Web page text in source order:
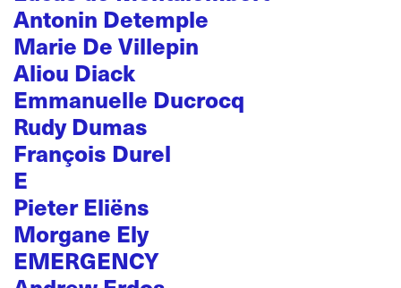
Antonin Detemple
Marie De Villepin
Aliou Diack
Emmanuelle Ducrocq
Rudy Dumas
François Durel
E
Pieter Eliëns
Morgane Ely
EMERGENCY